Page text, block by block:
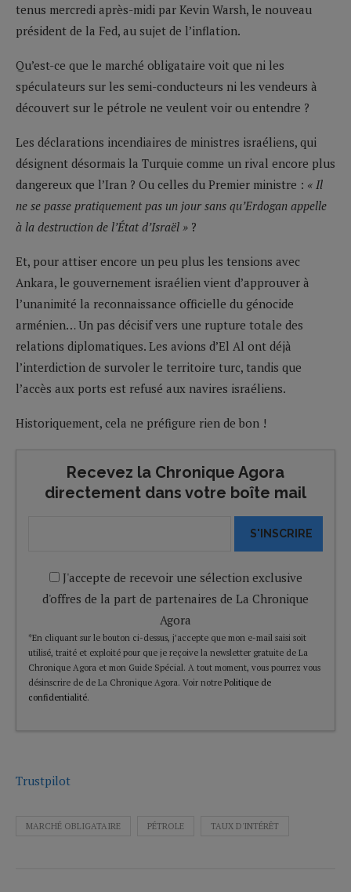
tenus mercredi après-midi par Kevin Warsh, le nouveau
président de la Fed, au sujet de l’inflation.
Qu’est-ce que le marché obligataire voit que ni les
spéculateurs sur les semi-conducteurs ni les vendeurs à
découvert sur le pétrole ne veulent voir ou entendre ?
Les déclarations incendiaires de ministres israéliens, qui
désignent désormais la Turquie comme un rival encore plus
dangereux que l’Iran ? Ou celles du Premier ministre : « Il
ne se passe pratiquement pas un jour sans qu’Erdogan appelle
à la destruction de l’État d’Israël » ?
Et, pour attiser encore un peu plus les tensions avec
Ankara, le gouvernement israélien vient d’approuver à
l’unanimité la reconnaissance officielle du génocide
arménien… Un pas décisif vers une rupture totale des
relations diplomatiques. Les avions d’El Al ont déjà
l’interdiction de survoler le territoire turc, tandis que
l’accès aux ports est refusé aux navires israéliens.
Historiquement, cela ne préfigure rien de bon !
Recevez la Chronique Agora
directement dans votre boîte mail
S'INSCRIRE
J'accepte de recevoir une sélection exclusive
d'offres de la part de partenaires de La Chronique
Agora
*En cliquant sur le bouton ci-dessus, j’accepte que mon e-mail saisi soit
utilisé, traité et exploité pour que je reçoive la newsletter gratuite de La
Chronique Agora et mon Guide Spécial. A tout moment, vous pourrez vous
désinscrire de de La Chronique Agora. Voir notre Politique de
confidentialité.
Trustpilot
MARCHÉ OBLIGATAIRE PÉTROLE TAUX D'INTÉRÊT